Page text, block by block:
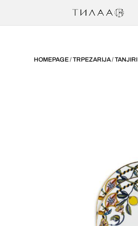
HOMEPAGE/TRPEZARIJA/TANJIRI